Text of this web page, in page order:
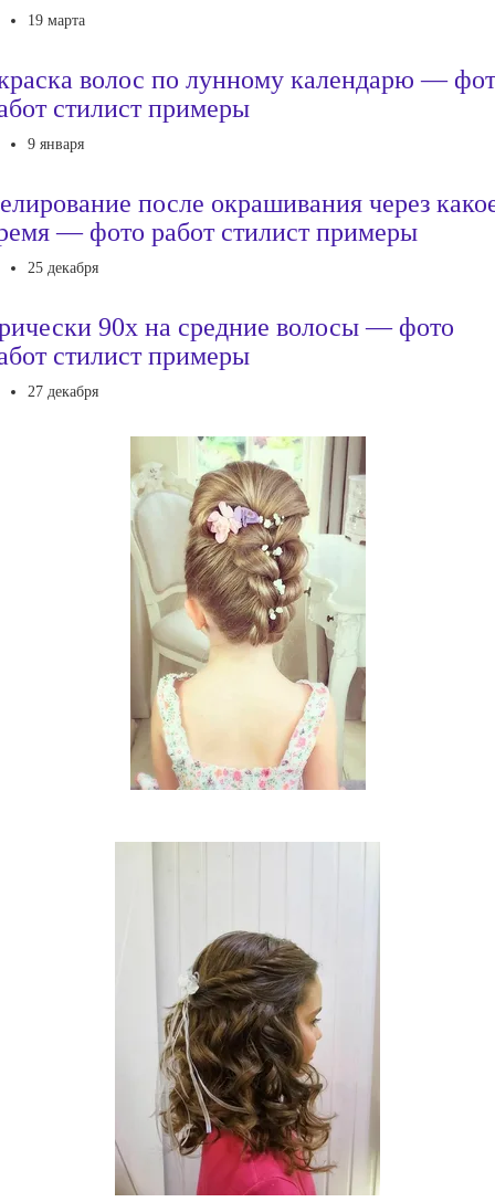
19 марта
волос по лунному календарю —
стилист примеры
9 января
после окрашивания через
— фото работ стилист примеры
25 декабря
90х на средние волосы — фото
стилист примеры
27 декабря